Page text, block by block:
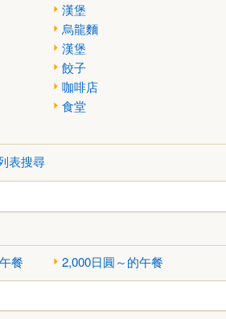
漢堡
烏龍麵
漢堡
餃子
咖啡店
食堂
表搜尋
餐 2,000日圓～的午餐